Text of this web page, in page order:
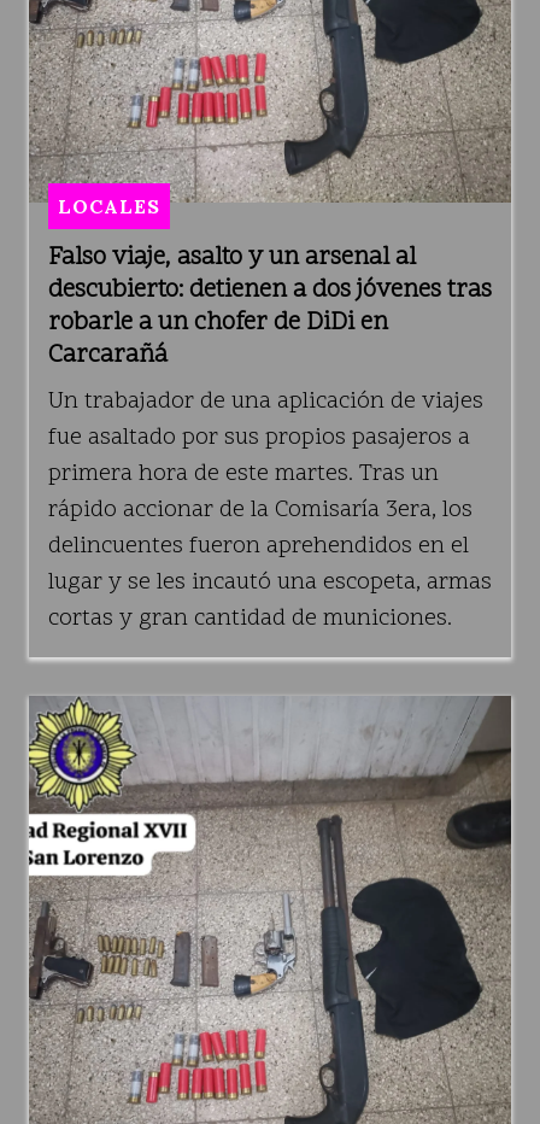
Falso viaje, asalto y un arsenal al
descubierto: detienen a dos jóvenes tras
robarle a un chofer de DiDi en
Carcarañá
LOCALES
Un trabajador de una aplicación de viajes
fue asaltado por sus propios pasajeros a
primera hora de este martes. Tras un
rápido accionar de la Comisaría 3era, los
delincuentes fueron aprehendidos en el
lugar y se les incautó una escopeta, armas
cortas y gran cantidad de municiones.